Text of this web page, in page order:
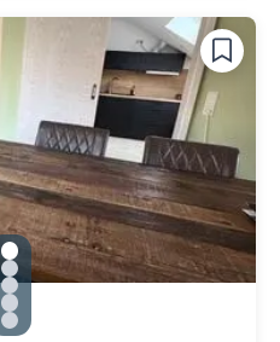
gallery.slide_selector
Zu Slide 1 wechseln
Zu Slide 2 wechseln
Zu Slide 3 wechseln
Zu Slide 4 wechseln